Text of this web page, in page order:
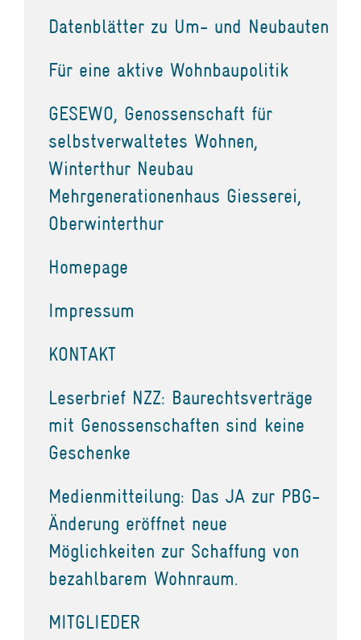
Datenblätter zu Um- und Neubauten
Für eine aktive Wohnbaupolitik
GESEWO, Genossenschaft für
selbstverwaltetes Wohnen,
Winterthur Neubau
Mehrgenerationenhaus Giesserei,
Oberwinterthur
Homepage
Impressum
KONTAKT
Leserbrief NZZ: Baurechtsverträge
mit Genossenschaften sind keine
Geschenke
Medienmitteilung: Das JA zur PBG-
Änderung eröffnet neue
Möglichkeiten zur Schaffung von
bezahlbarem Wohnraum.
MITGLIEDER